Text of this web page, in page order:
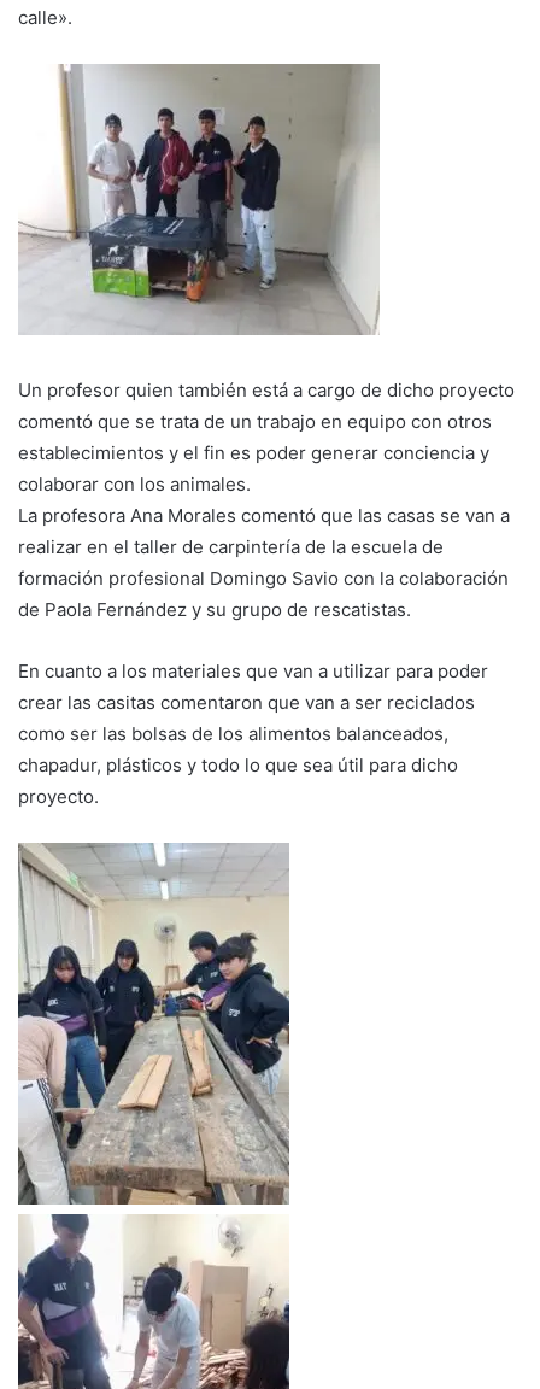
calle».
Un profesor quien también está a cargo de dicho proyecto
comentó que se trata de un trabajo en equipo con otros
establecimientos y el fin es poder generar conciencia y
colaborar con los animales.
La profesora Ana Morales comentó que las casas se van a
realizar en el taller de carpintería de la escuela de
formación profesional Domingo Savio con la colaboración
de Paola Fernández y su grupo de rescatistas.
En cuanto a los materiales que van a utilizar para poder
crear las casitas comentaron que van a ser reciclados
como ser las bolsas de los alimentos balanceados,
chapadur, plásticos y todo lo que sea útil para dicho
proyecto.